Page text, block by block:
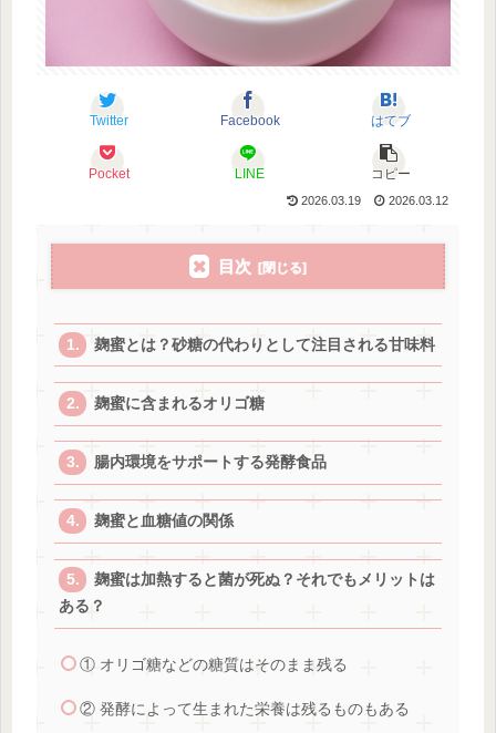
Twitter Facebook はてブ
Pocket LINE コピー
2026.03.19 2026.03.12
目次
麹蜜とは？砂糖の代わりとして注目される甘味料
麹蜜に含まれるオリゴ糖
腸内環境をサポートする発酵食品
麹蜜と血糖値の関係
麹蜜は加熱すると菌が死ぬ？それでもメリットは
ある？
① オリゴ糖などの糖質はそのまま残る
② 発酵によって生まれた栄養は残るものもある